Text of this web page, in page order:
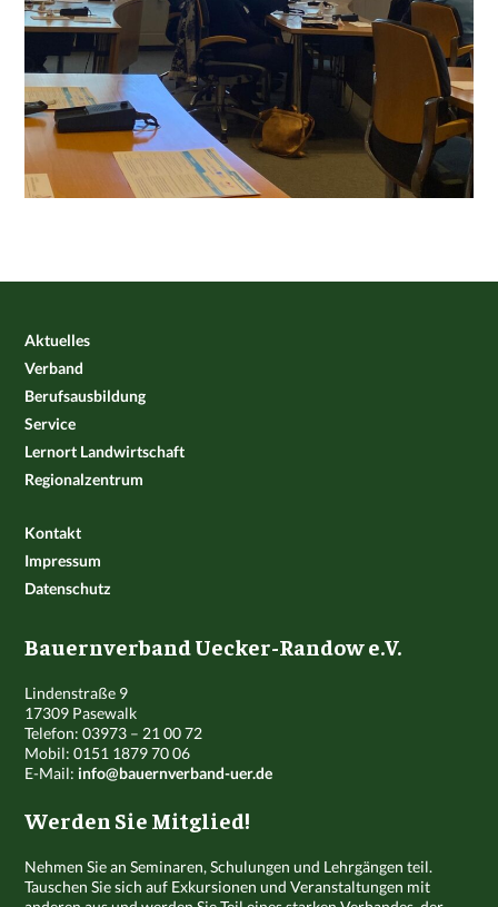
Aktuelles
Verband
Berufsausbildung
Service
Lernort Landwirtschaft
Regionalzentrum
Kontakt
Impressum
Datenschutz
Bauernverband Uecker-Randow e.V.
Lindenstraße 9
17309 Pasewalk
Telefon: 03973 – 21 00 72
Mobil: 0151 1879 70 06
E-Mail:info@bauernverband-uer.de
Werden Sie Mitglied!
Nehmen Sie an Seminaren, Schulungen und Lehrgängen teil.
Tauschen Sie sich auf Exkursionen und Veranstaltungen mit